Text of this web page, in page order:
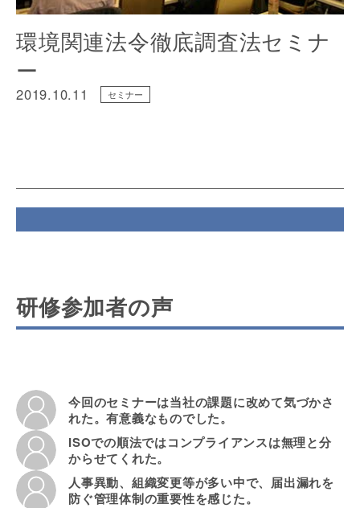
環境関連法令徹底調査法セミナ
ー
2019.10.11 セミナー
研修参加者の声
今回のセミナーは当社の課題に改めて気づかさ
れた。有意義なものでした。
ISOでの順法ではコンプライアンスは無理と分
からせてくれた。
人事異動、組織変更等が多い中で、届出漏れを
防ぐ管理体制の重要性を感じた。